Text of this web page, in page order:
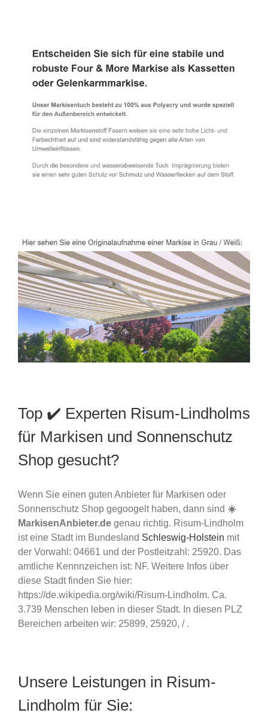
Top ✔️ Experten Risum-Lindholms
für Markisen und Sonnenschutz
Shop gesucht?
Wenn Sie einen guten Anbieter für Markisen oder
Sonnenschutz Shop gegoogelt haben, dann sind ☀️
MarkisenAnbieter.de genau richtig. Risum-Lindholm
ist eine Stadt im Bundesland Schleswig-Holstein mit
der Vorwahl: 04661 und der Postleitzahl: 25920. Das
amtliche Kennnzeichen ist: NF. Weitere Infos über
diese Stadt finden Sie hier:
https://de.wikipedia.org/wiki/Risum-Lindholm. Ca.
3.739 Menschen leben in dieser Stadt. In diesen PLZ
Bereichen arbeiten wir: 25899, 25920, / .
Unsere Leistungen in Risum-
Lindholm für Sie: